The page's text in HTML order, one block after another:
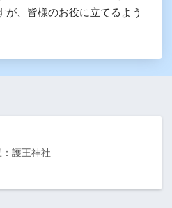
が、皆様のお役に立てるよう
護王神社